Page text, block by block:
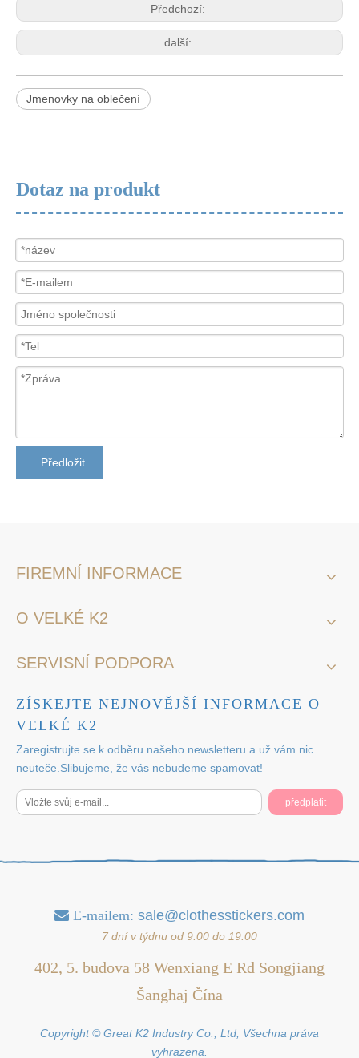
Předchozí:
další:
Jmenovky na oblečení
Dotaz na produkt
Předložit
FIREMNÍ INFORMACE
O VELKÉ K2
SERVISNÍ PODPORA
ZÍSKEJTE NEJNOVĚJŠÍ INFORMACE O
VELKÉ K2
Zaregistrujte se k odběru našeho newsletteru a už vám nic
neuteče.Slibujeme, že vás nebudeme spamovat!
předplatit
 E-mailem: sale@clothesstickers.com
7 dní v týdnu od 9:00 do 19:00
402, 5. budova 58 Wenxiang E Rd Songjiang
Šanghaj Čína
Copyright © Great K2 Industry Co., Ltd, Všechna práva
vyhrazena.